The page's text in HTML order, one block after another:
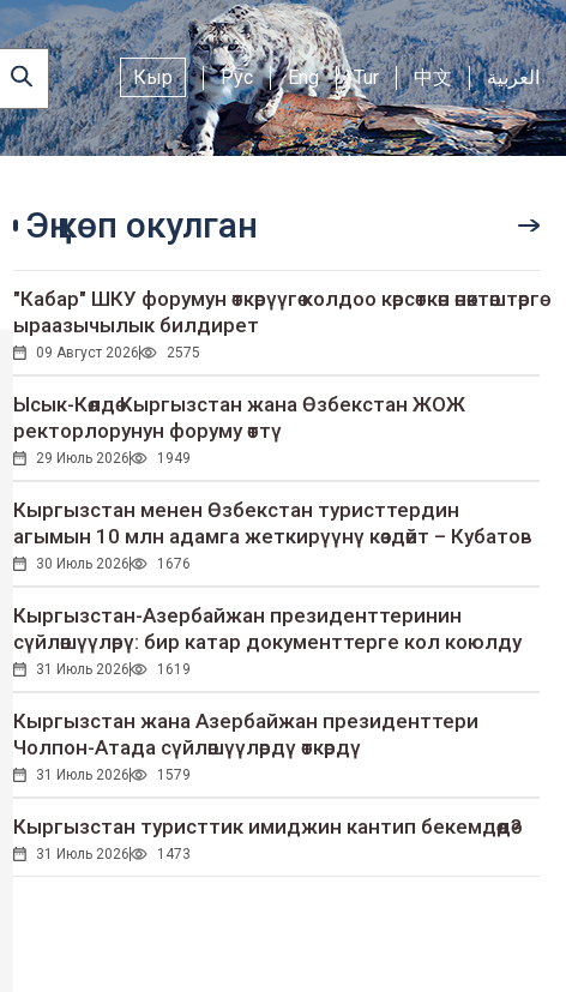
Кыр Рус Eng Tur 中文 العربية
Эң көп окулган
"Кабар" ШКУ форумун өткөрүүгө колдоо көрсөткөн өнөктөштөргө
ыраазычылык билдирет
09 Август 2026 2575
Ысык-Көлдө Кыргызстан жана Өзбекстан ЖОЖ
ректорлорунун форуму өттү
29 Июль 2026 1949
Кыргызстан менен Өзбекстан туристтердин
агымын 10 млн адамга жеткирүүнү көздөйт – Кубатов
30 Июль 2026 1676
Кыргызстан-Азербайжан президенттеринин
сүйлөшүүлөрү: бир катар документтерге кол коюлду
31 Июль 2026 1619
Кыргызстан жана Азербайжан президенттери
Чолпон-Атада сүйлөшүүлөрдү өткөрдү
31 Июль 2026 1579
Кыргызстан туристтик имиджин кантип бекемдөөдө?
31 Июль 2026 1473